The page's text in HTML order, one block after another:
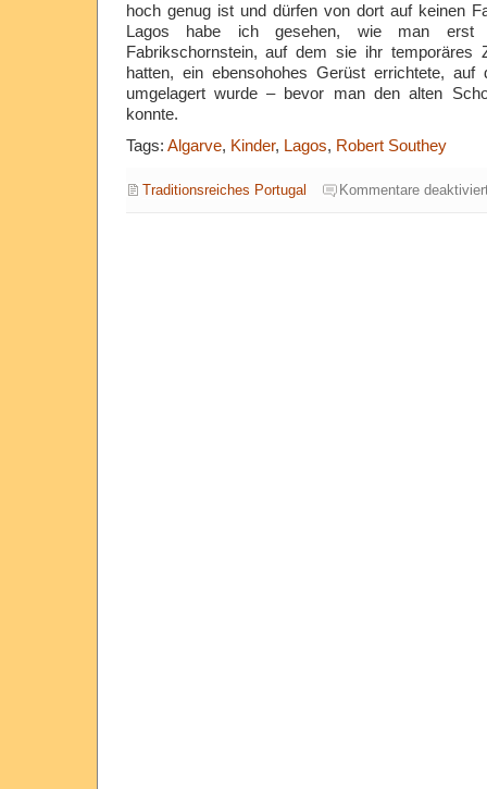
hoch genug ist und dürfen von dort auf keinen
Lagos habe ich gesehen, wie man erst
Fabrikschornstein, auf dem sie ihr temporäres
hatten, ein ebensohohes Gerüst errichtete,
umgelagert wurde – bevor man den alten
konnte.
Tags: Algarve, Kinder, Lagos, Robert Southey
Traditionsreiches Portugal Kommentare